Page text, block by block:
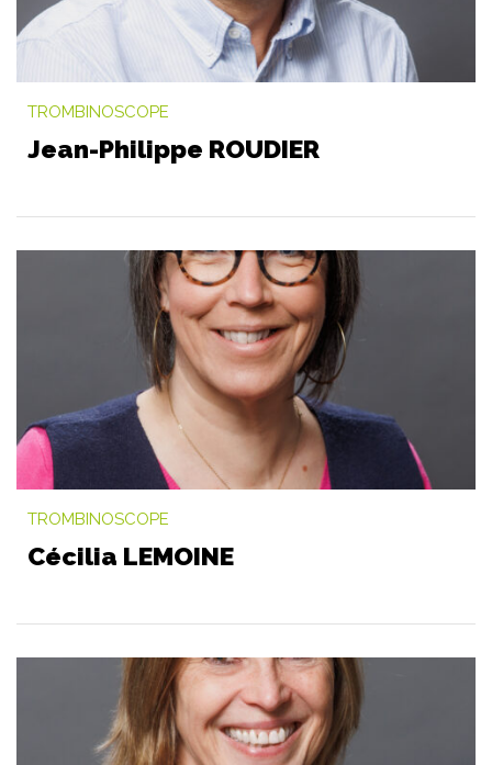
TROMBINOSCOPE
Jean-Philippe ROUDIER
TROMBINOSCOPE
Cécilia LEMOINE